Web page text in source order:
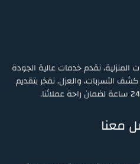
نقدم خدمات عالية الجودة
التسربات، والعزل. نفخر بتقديم
معنا